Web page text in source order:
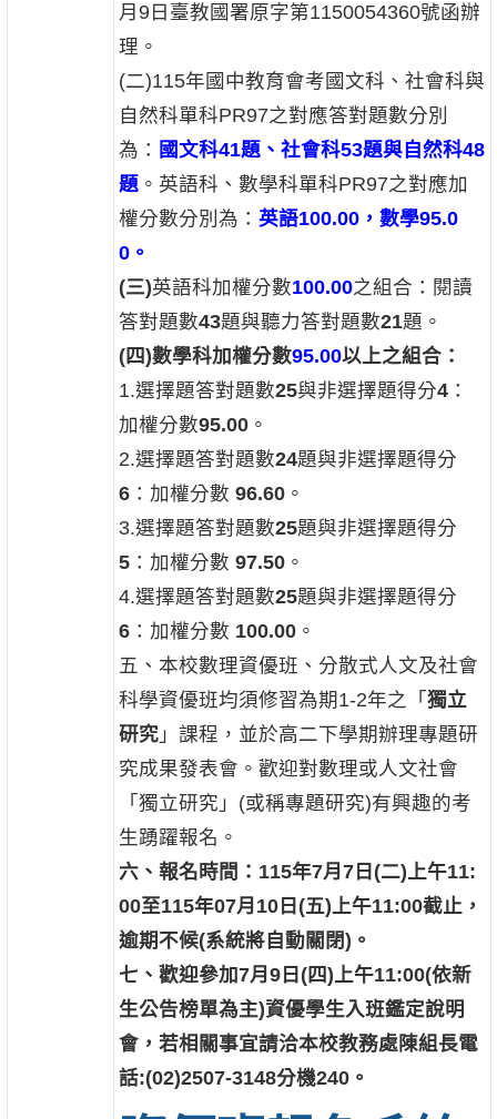
月9日臺教國署原字第1150054360號函辦
理。
(二)115年國中教育會考國文科、社會科與
自然科單科PR97之對應答對題數分別
為： 國文科41題、社會科53題與自然科48
題。英語科、數學科單科PR97之對應加
權分數分別為： 英語100.00，數學95.0
0。
(三)英語科加權分數100.00之組合：閱讀
答對題數43題與聽力答對題數21題。
(四)數學科加權分數95.00以上之組合：
1.選擇題答對題數25與非選擇題得分4：
加權分數95.00。
2.選擇題答對題數24題與非選擇題得分
6：加權分數 96.60。
3.選擇題答對題數25題與非選擇題得分
5：加權分數 97.50。
4.選擇題答對題數25題與非選擇題得分
6：加權分數 100.00。
五、本校數理資優班、分散式人文及社會
科學資優班均須修習為期1-2年之「 獨立
研究」課程，並於高二下學期辦理專題研
究成果發表會。歡迎對數理或人文社會
「獨立研究」(或稱專題研究)有興趣的考
生踴躍報名。
六、報名時間：115年7月7日(二)上午11:
00至115年07月10日(五)上午11:00截止，
逾期不候(系統將自動關閉)。
七、歡迎參加7月9日(四)上午11:00(依新
生公告榜單為主)資優學生入班鑑定說明
會，若相關事宜請洽本校教務處陳組長電
話:(02)2507-3148分機240。